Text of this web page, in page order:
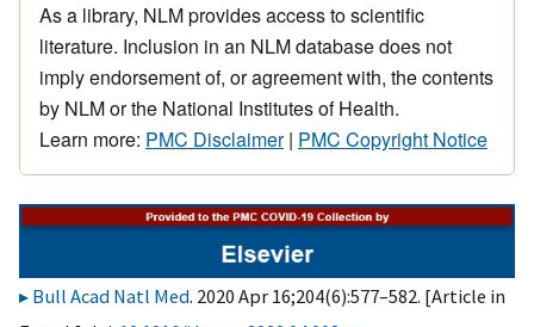
As a library, NLM provides access to scientific
literature. Inclusion in an NLM database does not
imply endorsement of, or agreement with, the contents
by NLM or the National Institutes of Health.
Learn more: PMC Disclaimer| PMC Copyright Notice
Bull Acad Natl Med. 2020 Apr 16;204(6):577–582. [Article in